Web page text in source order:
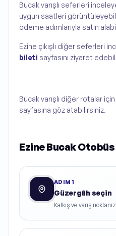
Bucak varışlı seferleri
uygun saatleri
ödeme adımlarıyla satın
Ezine çıkışlı diğer seferleri
bileti sayfasını ziyaret
Bucak varışlı diğer rotalar için
sayfasına göz atabilirsiniz.
Ezine Bucak Otobüs
ADIM1
Güzergâh seçin
Kalkış ve varış